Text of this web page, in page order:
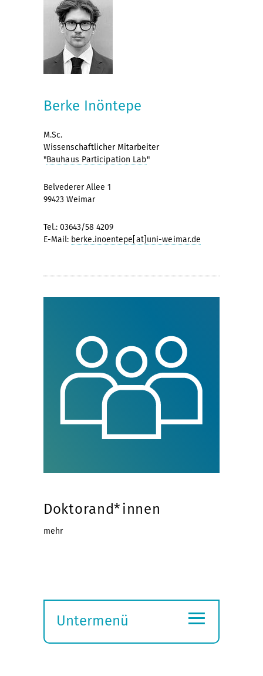
Berke Inöntepe
M.Sc.
Wissenschaftlicher Mitarbeiter
"Bauhaus Participation Lab"
Belvederer Allee 1
99423 Weimar
Tel.: 03643/58 4209
E-Mail: berke.inoentepe[at]uni-weimar.de
Doktorand*innen
mehr
Untermenü
≡